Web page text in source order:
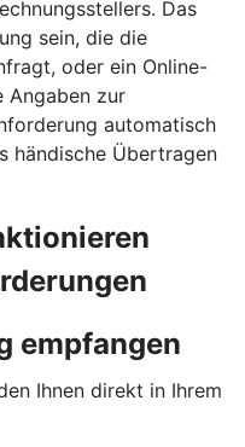
Das
sein, die die
oder ein Online-
Angaben zur
automatisch
händische Übertragen
empfangen
Ihnen direkt in Ihrem